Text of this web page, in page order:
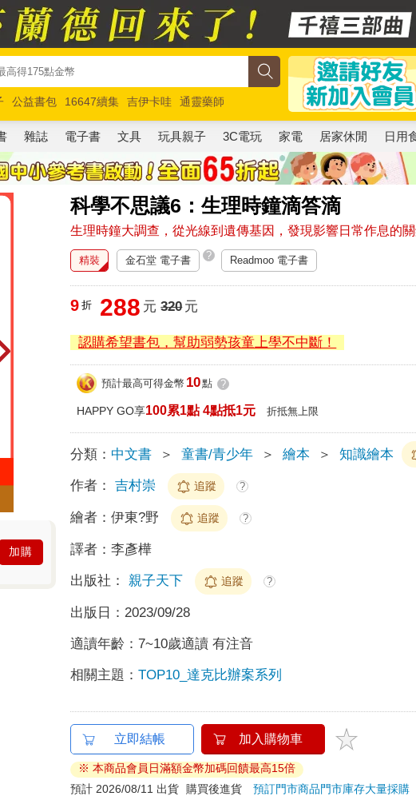
公益書包 16647續集 吉伊卡哇
通靈藥師
馬斯克 玩具總動員5 超慢跑
雜誌 電子書 文具 玩具親子 3C電玩 家電 居家休閒 日用
科學不思議6：生理時鐘滴答滴
生理時鐘大調查，從光線到遺傳基因，發現影響日常作息的關
加購
精裝 金石堂 電子書 ? Readmoo 電子書
9 折 288 元 320元
認購希望書包，幫助弱勢孩童上學不中斷！
預計最高可得金幣 10點 ?
HAPPY GO享100累1點 4點抵1元 折抵無上限
分類： 中文書 ＞ 童書/青少年 ＞ 繪本 ＞ 知識繪本
作者： 吉村崇 追蹤 ?
繪者：伊東?野 追蹤 ?
譯者：李彥樺
出版社： 親子天下 追蹤 ?
出版日： 2023/09/28
適讀年齡：7~10歲適讀 有注音
相關主題：TOP10_達克比辦案系列
立即結帳 加入購物車
※ 本商品會員日滿額金幣加碼回饋最高15倍
預計 2026/08/11 出貨
購買後進貨預訂門市商品門市庫存大量採購